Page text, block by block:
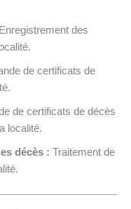
Enregistrement des
de certificats de
de certificats de décès
localité.
décès : Traitement de